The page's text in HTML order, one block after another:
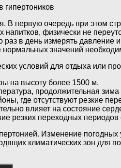
гипертоников
В первую очередь при этом
напитков, физически не
раз в день измерять
значений
условий для отдыха или
на высоту более 1500 м.
продолжительная
где отсутствуют резкие
влияет на состояние
резких переходных
Изменение
климатических зон для